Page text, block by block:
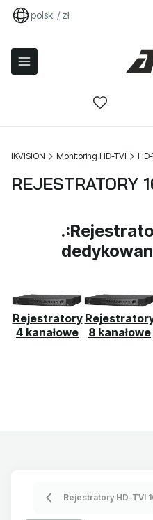
polski / zł
HIKVISION Monitoring HD-TVI
REJESTRATORY
Rejestratory
4 kanałowe
8 kanałowe
Rejestratory HD-TVI